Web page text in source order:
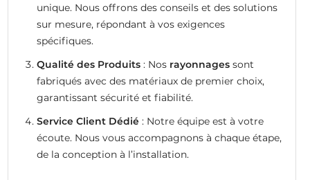
unique. Nous offrons des conseils et des solutions
sur mesure, répondant à vos exigences
spécifiques.
Qualité des Produits: Nos rayonnagessont
fabriqués avec des matériaux de premier choix,
garantissant sécurité et fiabilité.
Service Client Dédié: Notre équipe est à votre
écoute. Nous vous accompagnons à chaque étape,
de la conception à l’installation.